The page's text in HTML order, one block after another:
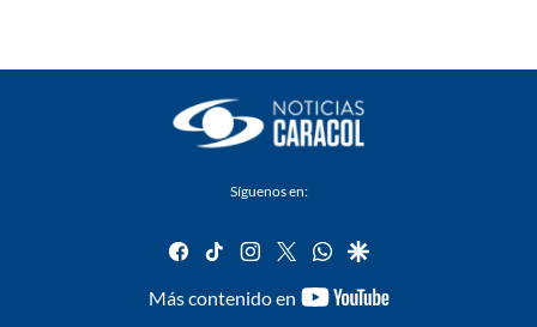
Síguenos en:
facebook
tiktok instagram
twitterwhatsapp
google
Más contenido en
youtube-